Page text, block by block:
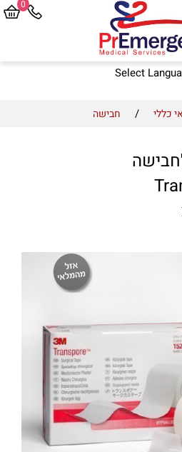
Select
0
כללי / חבישה